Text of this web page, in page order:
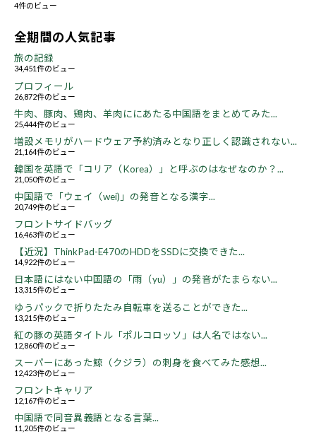
4件のビュー
全期間の人気記事
旅の記録
34,451件のビュー
プロフィール
26,872件のビュー
牛肉、豚肉、鶏肉、羊肉ににあたる中国語をまとめてみた...
25,444件のビュー
増設メモリがハードウェア予約済みとなり正しく認識されない...
21,164件のビュー
韓国を英語で「コリア（Korea）」と呼ぶのはなぜなのか？...
21,050件のビュー
中国語で「ウェイ（wei)」の発音となる漢字...
20,749件のビュー
フロントサイドバッグ
16,463件のビュー
【近況】ThinkPad-E470のHDDをSSDに交換できた...
14,922件のビュー
日本語にはない中国語の「雨（yu）」の発音がたまらない...
13,315件のビュー
ゆうパックで折りたたみ自転車を送ることができた...
13,215件のビュー
紅の豚の英語タイトル「ポルコロッソ」は人名ではない...
12,860件のビュー
スーパーにあった鯨（クジラ）の刺身を食べてみた感想...
12,423件のビュー
フロントキャリア
12,167件のビュー
中国語で同音異義語となる言葉...
11,205件のビュー